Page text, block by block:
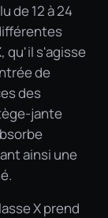
de 12 à 24
qu'il s'agisse
de
des
jante
ainsi une
X prend